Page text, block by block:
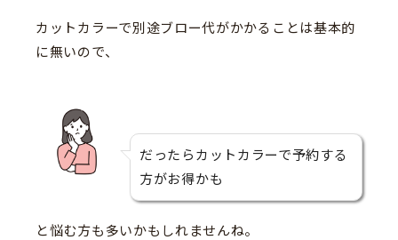
カットカラーで別途ブロー代がかかることは基本的
に無いので、
だったらカットカラーで予約する
方がお得かも
と悩む方も多いかもしれませんね。